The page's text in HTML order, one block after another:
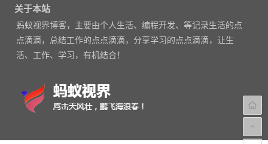
关于本站
蚂蚁视界博客，主要由个人生活、编程开发、等记录生活的点
点滴滴，总结工作的点点滴滴，分享学习的点点滴滴，让生
活、工作、学习，有机结合！